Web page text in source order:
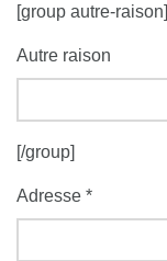
[group autre-raison]
Autre raison
[/group]
Adresse *